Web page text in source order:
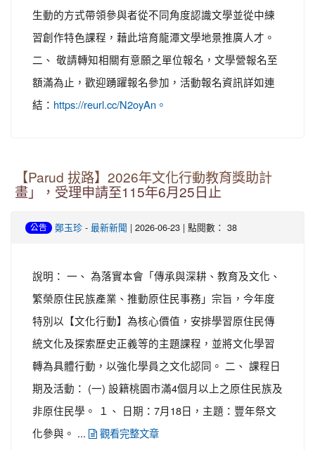
生動的方式帶領參與者從不同角度認識文學並從中練
習創作特色課程，藉此培育龍潭文學地景推廣人才。
二、 敬請轉知相關有意願之單位報名，文學營報名至
額滿為止，歡迎踴躍報名參加，活動報名資訊詳如連
結： https://reurl.cc/N2oyAn。
【Parud 拔路】2026年文化行動教育獎助計
畫」，受理申請至115年6月25日止
公告 鄭玉珍 - 最新新聞 | 2026-06-23 | 點閱數： 38
說明： 一、 為落實本會「傳承與深耕、教育及文化、
繁榮原住民族產業、推動原住民事務」宗旨，今年度
特別以【文化行動】為核心價值，安排學習原住民傳
統文化及探索歷史正義等的主題課程，並將文化學習
轉為具體行動，以強化學員之文化認同。 二、 課程日
期及活動： (一) 設籍桃園市滿4個月以上之原住民族及
非原住民學。 １、 日期：7月18日，主題：豐年祭文
化參與。 ...
觀看完整文章